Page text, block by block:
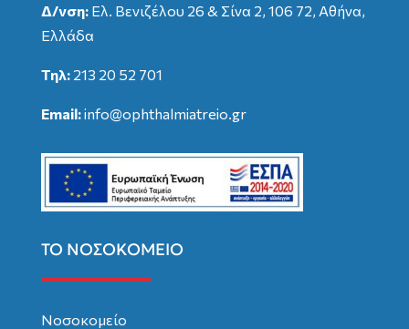
Δ/νση:Ελ. Βενιζέλου 26 & Σίνα 2, 106 72, Αθήνα,
Ελλάδα
Τηλ: 213 20 52 701
Email:info@ophthalmiatreio.gr
ΤΟ ΝΟΣΟΚΟΜΕΙΟ
Νοσοκομείο